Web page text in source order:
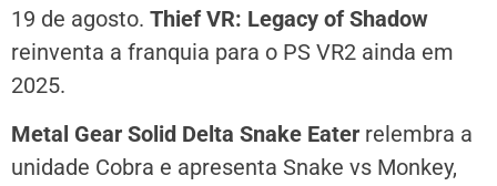
19 de agosto. Thief VR: Legacy of Shadow
reinventa a franquia para o PS VR2 ainda em
2025.
Metal Gear Solid Delta Snake Eater relembra a
unidade Cobra e apresenta Snake vs Monkey,